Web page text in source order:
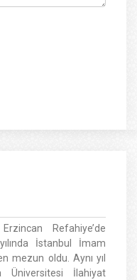
Refahiye’de
İstanbul İmam
mezun oldu. Aynı yıl
Üniversitesi İlahiyat